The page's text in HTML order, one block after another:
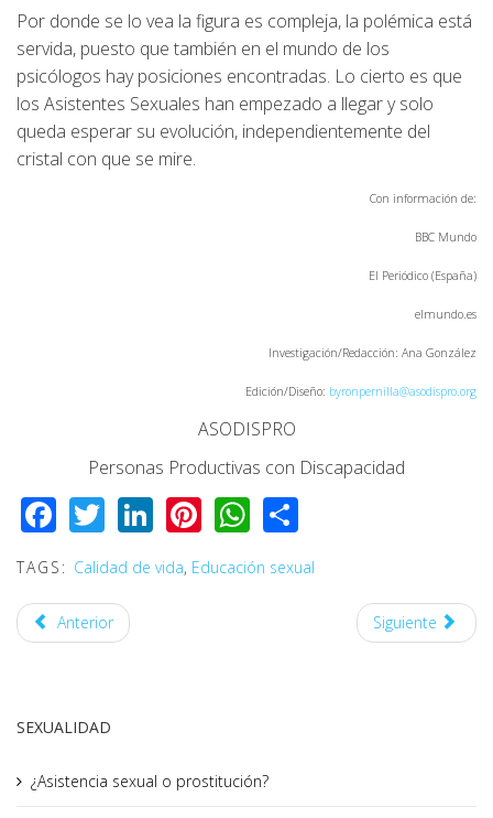
Por donde se lo vea la figura es compleja, la polémica está
servida, puesto que también en el mundo de los
psicólogos hay posiciones encontradas. Lo cierto es que
los Asistentes Sexuales han empezado a llegar y solo
queda esperar su evolución, independientemente del
cristal con que se mire.
Con información de:
BBC Mundo
El Periódico (España)
elmundo.es
Investigación/Redacción: Ana González
Edición/Diseño: byronpernilla@asodispro.org
ASODISPRO
Personas Productivas con Discapacidad
Facebook
TwitterLinkedIn
Pinterest
WhatsApp
TAGS: Calidad de vida, Educación sexual
Anterior Siguiente
SEXUALIDAD
¿Asistencia sexual o prostitución?